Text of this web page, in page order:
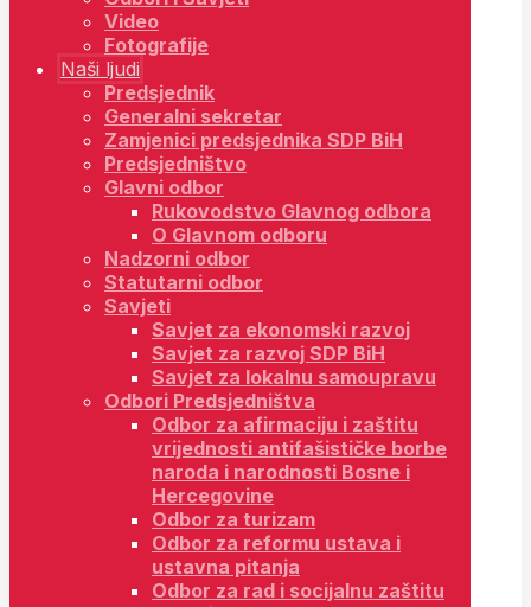
Video
Fotografije
Naši ljudi
Predsjednik
Generalni sekretar
Zamjenici predsjednika SDP BiH
Predsjedništvo
Glavni odbor
Rukovodstvo Glavnog odbora
O Glavnom odboru
Nadzorni odbor
Statutarni odbor
Savjeti
Savjet za ekonomski razvoj
Savjet za razvoj SDP BiH
Savjet za lokalnu samoupravu
Odbori Predsjedništva
Odbor za afirmaciju i zaštitu
vrijednosti antifašističke borbe
naroda i narodnosti Bosne i
Hercegovine
Odbor za turizam
Odbor za reformu ustava i
ustavna pitanja
Odbor za rad i socijalnu zaštitu